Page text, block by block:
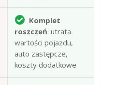
Komplet
roszczeń: utrata
wartości pojazdu,
auto zastępcze,
koszty dodatkowe